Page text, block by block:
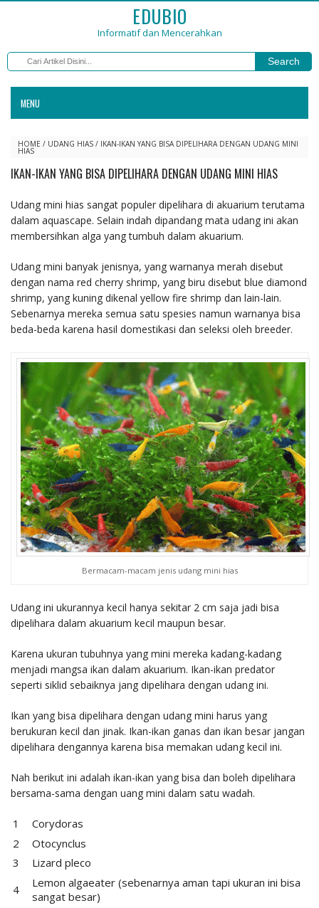
EDUBIO
Informatif dan Mencerahkan
Search
MENU
HOME / UDANG HIAS / IKAN-IKAN YANG BISA DIPELIHARA DENGAN UDANG MINI
HIAS
IKAN-IKAN YANG BISA DIPELIHARA DENGAN UDANG MINI HIAS
Udang mini hias sangat populer dipelihara di akuarium terutama
dalam aquascape. Selain indah dipandang mata udang ini akan
membersihkan alga yang tumbuh dalam akuarium.
Udang mini banyak jenisnya, yang warnanya merah disebut
dengan nama red cherry shrimp, yang biru disebut blue diamond
shrimp, yang kuning dikenal yellow fire shrimp dan lain-lain.
Sebenarnya mereka semua satu spesies namun warnanya bisa
beda-beda karena hasil domestikasi dan seleksi oleh breeder.
Bermacam-macam jenis udang mini hias
Udang ini ukurannya kecil hanya sekitar 2 cm saja jadi bisa
dipelihara dalam akuarium kecil maupun besar.
Karena ukuran tubuhnya yang mini mereka kadang-kadang
menjadi mangsa ikan dalam akuarium. Ikan-ikan predator
seperti siklid sebaiknya jang dipelihara dengan udang ini.
Ikan yang bisa dipelihara dengan udang mini harus yang
berukuran kecil dan jinak. Ikan-ikan ganas dan ikan besar jangan
dipelihara dengannya karena bisa memakan udang kecil ini.
Nah berikut ini adalah ikan-ikan yang bisa dan boleh dipelihara
bersama-sama dengan uang mini dalam satu wadah.
Corydoras
Otocynclus
Lizard pleco
Lemon algaeater (sebenarnya aman tapi ukuran ini bisa
sangat besar)